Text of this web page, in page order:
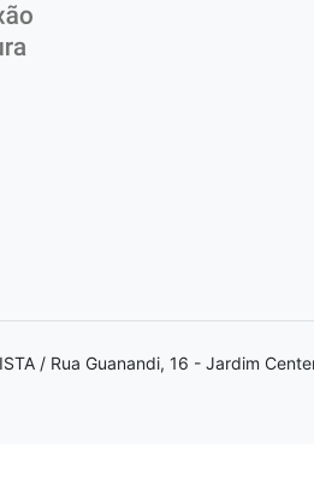
/ Rua Guanandi, 16 - Jardim